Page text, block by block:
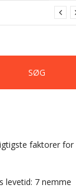
SØG
faktorer for
levetid: 7 nemme